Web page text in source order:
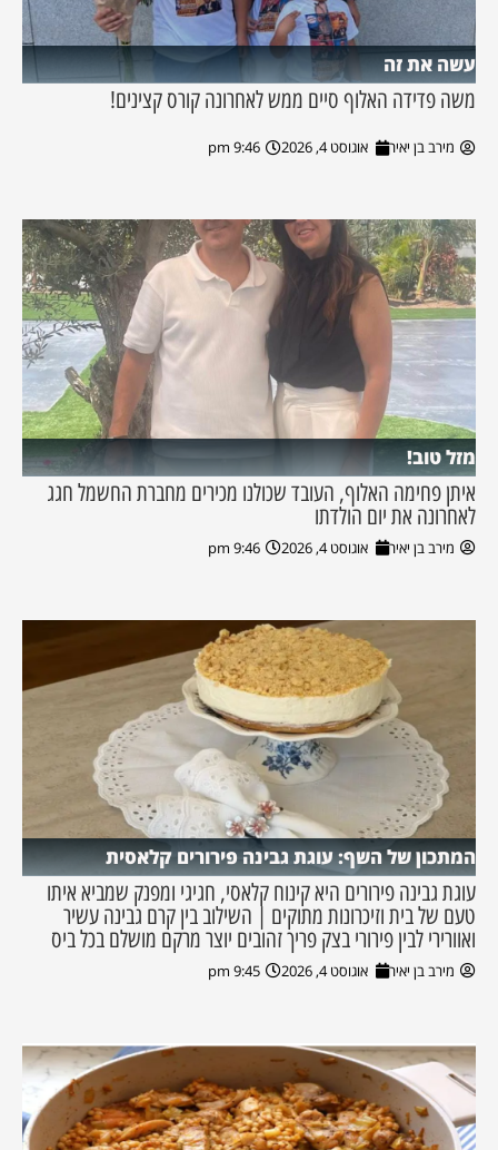
עשה את זה
משה פדידה האלוף סיים ממש לאחרונה קורס קצינים!
מירב בן יאיר אוגוסט 4, 2026 9:46 pm
מזל טוב!
איתן פחימה האלוף, העובד שכולנו מכירים מחברת החשמל חגג
לאחרונה את יום הולדתו
מירב בן יאיר אוגוסט 4, 2026 9:46 pm
המתכון של השף: עוגת גבינה פירורים קלאסית
עוגת גבינה פירורים היא קינוח קלאסי, חגיגי ומפנק שמביא איתו
טעם של בית וזיכרונות מתוקים | השילוב בין קרם גבינה עשיר
ואוורירי לבין פירורי בצק פריך זהובים יוצר מרקם מושלם בכל ביס
מירב בן יאיר אוגוסט 4, 2026 9:45 pm